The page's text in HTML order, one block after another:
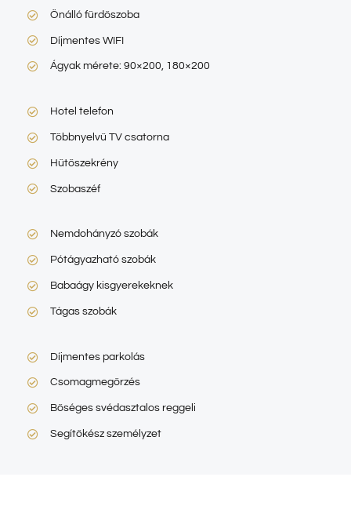
Önálló fürdőszoba
Díjmentes WIFI
Ágyak mérete: 90×200, 180×200
Hotel telefon
Többnyelvű TV csatorna
Hűtőszekrény
Szobaszéf
Nemdohányzó szobák
Pótágyazható szobák
Babaágy kisgyerekeknek
Tágas szobák
Díjmentes parkolás
Csomagmegőrzés
Bőséges svédasztalos reggeli
Segítőkész személyzet